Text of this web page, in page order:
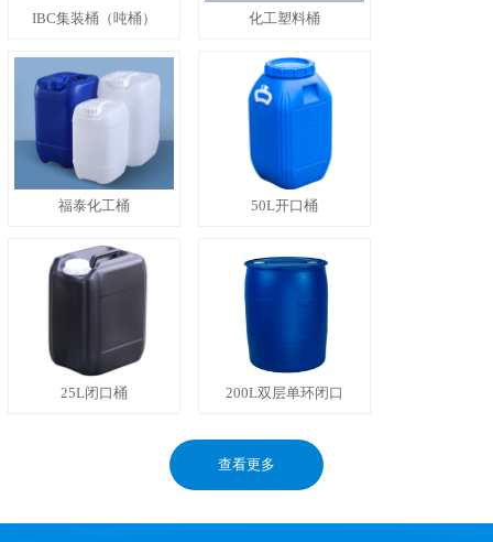
IBC集装桶（吨桶） 化工塑料桶
福泰化工桶 50L开口桶
25L闭口桶 200L双层单环闭口
查看更多